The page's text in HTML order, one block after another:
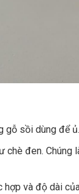
gỗ sồi dùng để ủ.
chè đen. Chúng
hợp và độ dài